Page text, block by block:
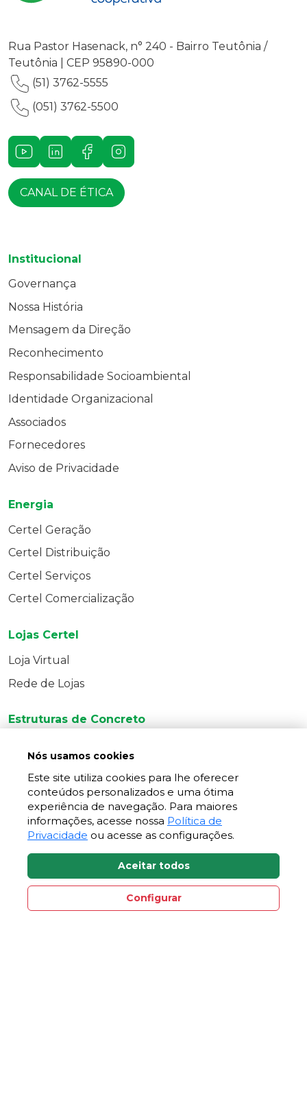
Rua Pastor Hasenack, n° 240 - Bairro Teutônia /
Teutônia | CEP 95890-000
(51) 3762-5555
(051) 3762-5500
YoutubeLinkedInFacebookInstagram
CANAL DE ÉTICA
Institucional
Governança
Nossa História
Mensagem da Direção
Reconhecimento
Responsabilidade Socioambiental
Identidade Organizacional
Associados
Fornecedores
Aviso de Privacidade
Energia
Certel Geração
Certel Distribuição
Certel Serviços
Certel Comercialização
Lojas Certel
Loja Virtual
Rede de Lojas
Estruturas de Concreto
Contato
Fale Conosco
Vagas Certel
Comunicação
Jornal Certel
Nós usamos cookies
Este site utiliza cookies para lhe oferecer
conteúdos personalizados e uma ótima
experiência de navegação. Para maiores
informações, acesse nossa Política de
Privacidade ou acesse as configurações.
Aceitar todos
Configurar